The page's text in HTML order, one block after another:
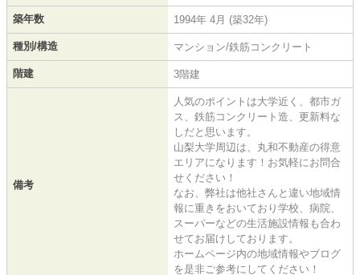
築年数 1994年 4月 (築32年)
種別/構造 マンション/鉄筋コンクリート
階建 3階建
備考
人気のポイントは大学近く、都市ガ
ス、鉄筋コンクリート造、更新料な
しだと思います。
山梨大学周辺は、丸和不動産の得意
エリアになります！お気軽にお問合
せください！
なお、弊社は他社さんと違い地域情
報に重きをおいており学校、病院、
スーパーなどの生活施設情報も合わ
せてお届けしております。
ホームページ内の地域情報やブログ
を是非ご参考にしてください！